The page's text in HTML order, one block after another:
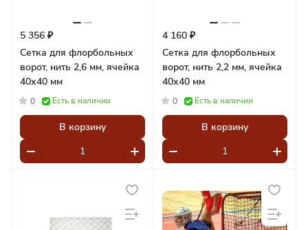
5 356 ₽
Сетка для флорбольных
ворот, нить 2,6 мм, ячейка
40х40 мм
0 Есть в наличии
В корзину
4 160 ₽
Сетка для флорбольных
ворот, нить 2,2 мм, ячейка
40х40 мм
0 Есть в наличии
В корзину